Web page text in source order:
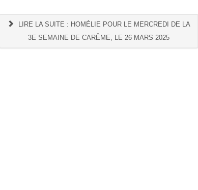
LIRE LA SUITE : HOMÉLIE POUR LE MERCREDI DE LA
3E SEMAINE DE CARÊME, LE 26 MARS 2025